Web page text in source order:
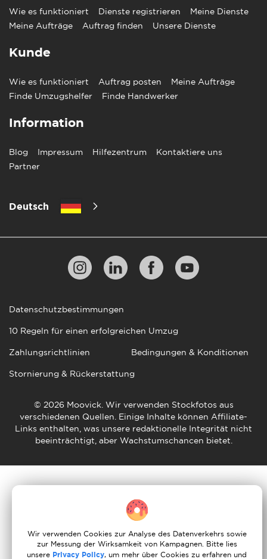
Wie es funktioniert Dienste registrieren
Meine Dienste
Meine Aufträge
Auftrag finden Unsere Dienste
Kunde
Wie es funktioniert Auftrag posten
Meine Aufträge
Finde Umzugshelfer
Finde Handwerker
Information
Blog Impressum Hilfezentrum
Kontaktiere uns
Partner
Deutsch
© 2026 Moovick. Wir verwenden Stockfotos aus
verschiedenen Quellen. Einige Inhalte können Affiliate-
Links enthalten, was unsere redaktionelle Integrität nicht
beeinträchtigt, aber Wachstumschancen bietet.
Datenschutzbestimmungen
10 Regeln für einen erfolgreichen Umzug
Zahlungsrichtlinien Bedingungen & Konditionen
Stornierung & Rückerstattung
Wir verwenden Cookies zur Analyse des Datenverkehrs sowie
zur Messung der Wirksamkeit von Kampagnen. Bitte lies
unsere Privacy Policy, um mehr über Cookies zu erfahren und